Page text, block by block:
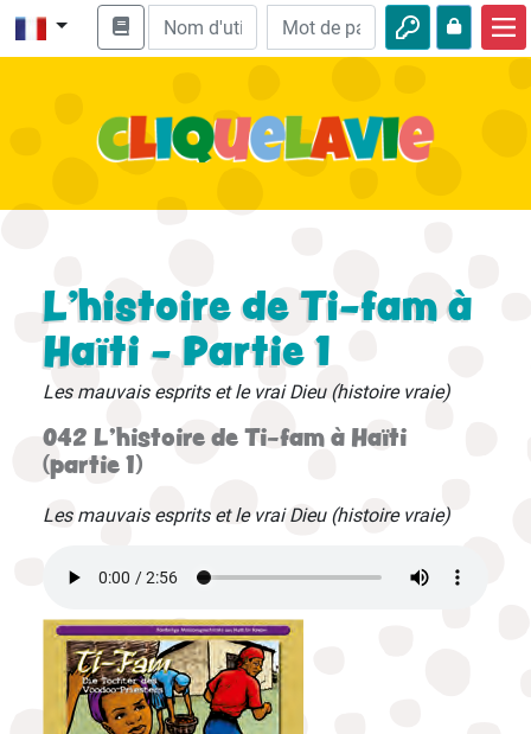
Enseignement biblique
Aventures
Loisirs
L'histoire de Ti-fam à
Haïti - Partie 1
Les mauvais esprits et le vrai Dieu (histoire vraie)
042 L'histoire de Ti-fam à Haïti
(partie 1)
Les mauvais esprits et le vrai Dieu (histoire vraie)